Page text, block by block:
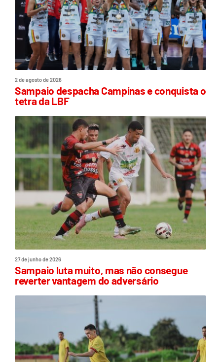
2 de agosto de 2026
Sampaio despacha Campinas e conquista o
tetra da LBF
27 de junho de 2026
Sampaio luta muito, mas não consegue
reverter vantagem do adversário